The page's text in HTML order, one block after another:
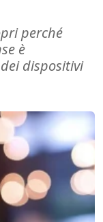
perché
è
dispositivi